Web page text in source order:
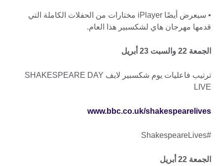
• سيعرض أيضًا iPlayer مختارات من الحفلات الكاملة التي
قدمها مهرجان هاي لشكسبير هذا العام.
الجمعة 22 والسبت 23 أبريل
ترتيب فاعليات يوم شكسبير لايف SHAKESPEARE DAY
LIVE
www.bbc.co.uk/shakespearelives
#ShakespeareLives
الجمعة 22 أبريل